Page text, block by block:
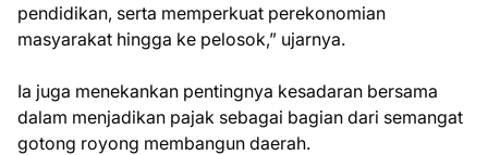
pendidikan, serta memperkuat perekonomian
masyarakat hingga ke pelosok,” ujarnya.
Ia juga menekankan pentingnya kesadaran bersama
dalam menjadikan pajak sebagai bagian dari semangat
gotong royong membangun daerah.